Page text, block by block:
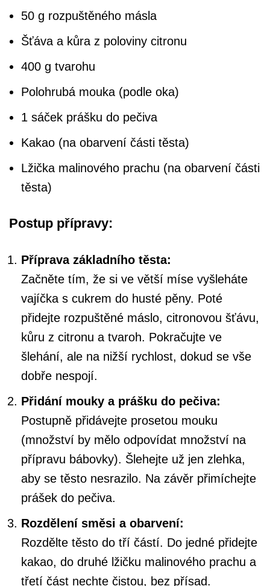
50 g rozpuštěného másla
Šťáva a kůra z poloviny citronu
400 g tvarohu
Polohrubá mouka (podle oka)
1 sáček prášku do pečiva
Kakao (na obarvení části těsta)
Lžička malinového prachu (na obarvení části
těsta)
Postup přípravy:
Příprava základního těsta:
Začněte tím, že si ve větší míse vyšleháte
vajíčka s cukrem do husté pěny. Poté
přidejte rozpuštěné máslo, citronovou šťávu,
kůru z citronu a tvaroh. Pokračujte ve
šlehání, ale na nižší rychlost, dokud se vše
dobře nespojí.
Přidání mouky a prášku do pečiva:
Postupně přidávejte prosetou mouku
(množství by mělo odpovídat množství na
přípravu bábovky). Šlehejte už jen zlehka,
aby se těsto nesrazilo. Na závěr přimíchejte
prášek do pečiva.
Rozdělení směsi a obarvení:
Rozdělte těsto do tří částí. Do jedné přidejte
kakao, do druhé lžičku malinového prachu a
třetí část nechte čistou, bez přísad.